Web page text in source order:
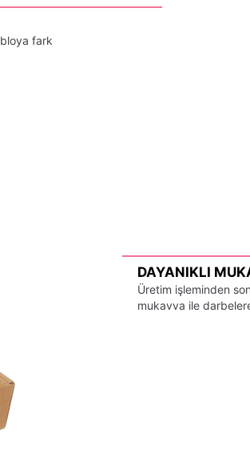
fark
DAYANIKLI
Üretim işleminden
mukavva ile darbelere